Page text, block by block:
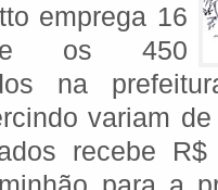
emprega 16
os 450
na
variam
recebe